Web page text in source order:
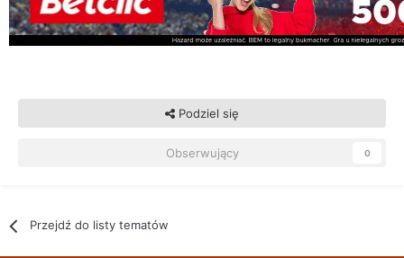
Podziel się
Obserwujący 0
Przejdź do listy tematów